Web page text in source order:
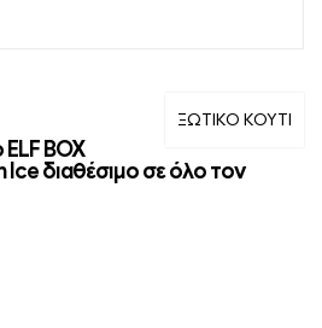
ΞΩΤΙΚΟ ΚΟΥΤΙ
BOX
διαθέσιμο σε όλο τον